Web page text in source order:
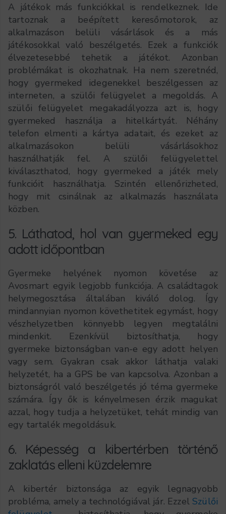
A játékok más funkciókkal is rendelkeznek. Ide
tartoznak a beépített keresőmotorok, az
alkalmazáson belüli vásárlások és a más
játékosokkal való beszélgetés. Ezek a funkciók
élvezetesebbé tehetik a játékot. Azonban
problémákat is okozhatnak. Ha nem szeretnéd,
hogy gyermeked idegenekkel beszélgessen az
interneten, a szülői felügyelet a megoldás. A
szülői felügyelet megakadályozza azt is, hogy
gyermeked használja a hitelkártyát. Néhány
telefon elmenti a kártya adatait, és ezeket az
alkalmazásokon belüli vásárlásokhoz
használhatják fel. A szülői felügyelettel
kiválaszthatod, hogy gyermeked a játék mely
funkcióit használhatja. Szintén ellenőrizheted,
hogy mit csinálnak az alkalmazás használata
közben.
5. Láthatod, hol van gyermeked egy
adott időpontban
Gyermeke helyének nyomon követése az
Avosmart egyik legjobb funkciója. A családtagok
helymegosztása általában kiváló dolog. Így
mindannyian nyomon követhetitek egymást, hogy
vészhelyzetben könnyebb legyen megtalálni
mindenkit. Ezenkívül biztosíthatja, hogy
gyermeke biztonságban van-e egy adott helyen
vagy sem. Gyakran csak akkor láthatja valaki
helyzetét, ha a GPS be van kapcsolva. Azonban a
biztonságról való beszélgetés jó téma gyermeke
számára. Így ők is kényelmesen érzik magukat
azzal, hogy tudja a helyzetüket, tehát mindig van
egy tartalék megoldásuk.
6. Képesség a kibertérben történő
zaklatás elleni küzdelemre
A kibertér biztonsága az egyik legnagyobb
probléma, amely a technológiával jár. EzzelSzülői